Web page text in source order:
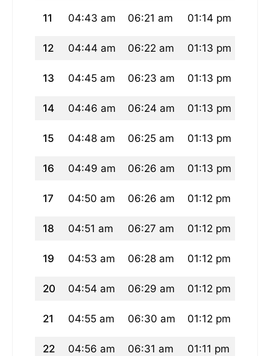
11 04:43 am 06:21 am 01:14 pm
12 04:44 am 06:22 am 01:13 pm
13 04:45 am 06:23 am 01:13 pm
14 04:46 am 06:24 am 01:13 pm
15 04:48 am 06:25 am 01:13 pm
16 04:49 am 06:26 am 01:13 pm
17 04:50 am 06:26 am 01:12 pm
18 04:51 am 06:27 am 01:12 pm
19 04:53 am 06:28 am 01:12 pm
20 04:54 am 06:29 am 01:12 pm
21 04:55 am 06:30 am 01:12 pm
22 04:56 am 06:31 am 01:11 pm